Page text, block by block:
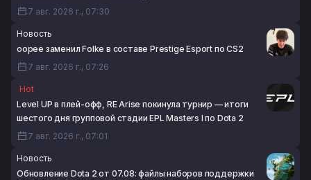
7 авг. 2026 г., 07:30
Новость
oopee заменил Folke в составе Prestige Esport по CS2
7 авг. 2026 г., 07:26
Hot
Level UP в плей-офф, RE Arise покинула турнир — итоги
шестого дня групповой стадии EPL Masters I по Dota 2
7 авг. 2026 г., 07:01
Новость
Обновление Dota 2 от 07.08: файлы наборов поддержки